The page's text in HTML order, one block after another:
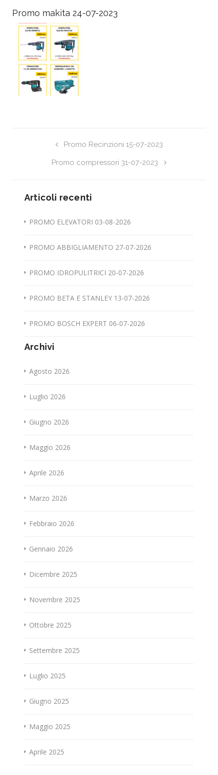
Promo makita 24-07-2023
Promo Recinzioni 15-07-2023
Promo compressori 31-07-2023
Articoli recenti
PROMO ELEVATORI 03-08-2026
PROMO ABBIGLIAMENTO 27-07-2026
PROMO IDROPULITRICI 20-07-2026
PROMO BETA E STANLEY 13-07-2026
PROMO BOSCH EXPERT 06-07-2026
Archivi
Agosto 2026
Luglio 2026
Giugno 2026
Maggio 2026
Aprile 2026
Marzo 2026
Febbraio 2026
Gennaio 2026
Dicembre 2025
Novembre 2025
Ottobre 2025
Settembre 2025
Luglio 2025
Giugno 2025
Maggio 2025
Aprile 2025